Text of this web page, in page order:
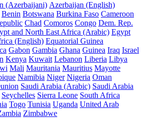
(Azerbaijani) Azerbaijan (English)
Benin Botswana Burkina Faso Cameroon
Chad Comoros Congo Dem. Rep.
and North East Africa (Arabic) Egypt
(English) Equatorial Guinea
Gabon Gambia Ghana Guinea Iraq Israel
Kenya Kuwait Lebanon Liberia Libya
Mali Mauritania Mauritius Mayotte
Namibia Niger Nigeria Oman
Saudi Arabia (Arabic) Saudi Arabia
Seychelles Sierra Leone South Africa
Togo Tunisia Uganda United Arab
Zimbabwe